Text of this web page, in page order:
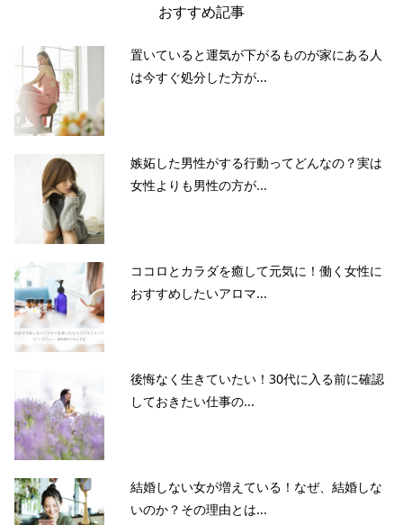
おすすめ記事
置いていると運気が下がるものが家にある人
は今すぐ処分した方が...
嫉妬した男性がする行動ってどんなの？実は
女性よりも男性の方が...
ココロとカラダを癒して元気に！働く女性に
おすすめしたいアロマ...
後悔なく生きていたい！30代に入る前に確認
しておきたい仕事の...
結婚しない女が増えている！なぜ、結婚しな
いのか？その理由とは...